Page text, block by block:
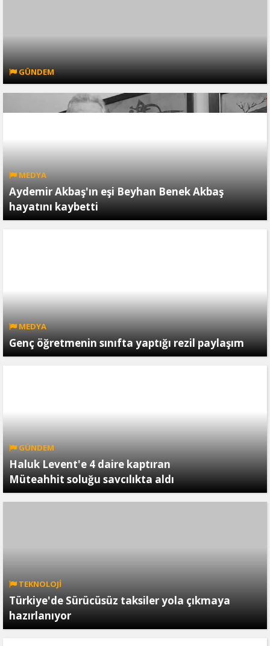
GÜNDEM
MEDYA
Aydemir Akbaş'ın eşi Beyhan Benek Akbaş
hayatını kaybetti
MEDYA
Genç öğretmenin sınıfta yaptığı rezil paylaşım
GÜNDEM
Haluk Levent'e 4 daire kaptıran
Müteahhit soluğu savcılıkta aldı
TEKNOLOJİ
Türkiye'de Sürücüsüz taksiler yola çıkmaya
hazırlanıyor